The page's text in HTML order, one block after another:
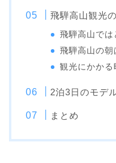
飛騨高山観光
飛騨高山では
飛騨高山の朝
観光にかかる
2泊3日のモデ
まとめ